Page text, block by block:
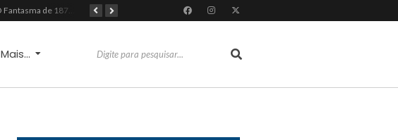
O Fantasma de 1877 e o Alerta de 2027: O Reciprocidalismo Como Escudo Contra o Novo El NiñoPh.D. Nizomar Falcão
Mais...